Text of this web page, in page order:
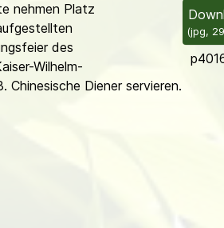
(jpg,
nehmen Platz
des
Wilhelm-
Chine­si­sche Diener servieren.